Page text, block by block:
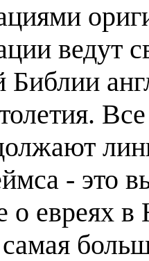
ведут
Библии
- это
о евреях в